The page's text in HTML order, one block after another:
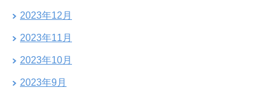
2023年12月
2023年11月
2023年10月
2023年9月